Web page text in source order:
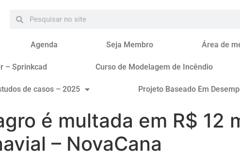
Agenda Seja Membro Área de
– Sprinkcad Curso de Modelagem de Incêndio
de casos – 2025 Projeto Baseado Em
é multada em R$ 12
– NovaCana